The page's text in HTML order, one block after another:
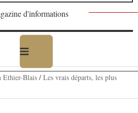
d'informations
Ethier-Blais/ Les vrais départs, les plus